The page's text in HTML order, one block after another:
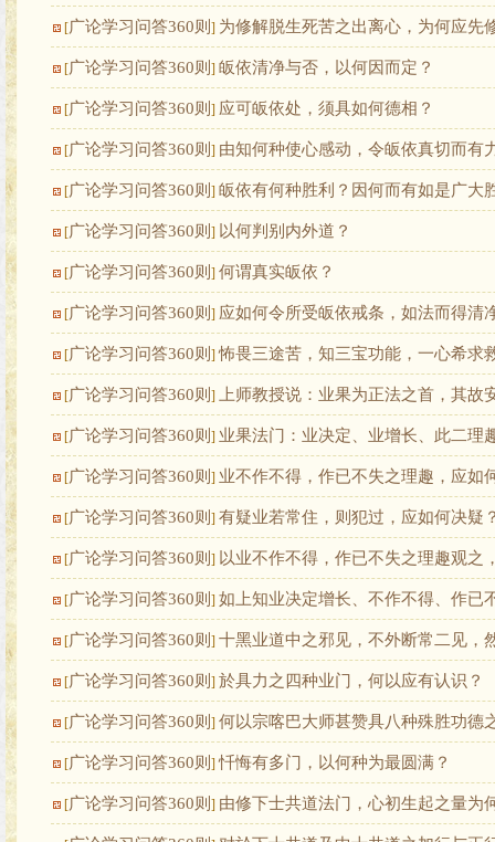
[广论学习问答360则 ] 为修解脱生死苦之出离心，为何应先
[广论学习问答360则 ] 皈依清净与否，以何因而定？
[广论学习问答360则 ] 应可皈依处，须具如何德相？
[广论学习问答360则 ] 由知何种使心感动，令皈依真切而有
[广论学习问答360则 ] 皈依有何种胜利？因何而有如是广大
[广论学习问答360则 ] 以何判别内外道？
[广论学习问答360则 ] 何谓真实皈依？
[广论学习问答360则 ] 应如何令所受皈依戒条，如法而得清
[广论学习问答360则 ]怖畏三途苦，知三宝功能，一心希
[广论学习问答360则 ] 上师教授说：业果为正法之首，其故
[广论学习问答360则 ] 业果法门：业决定、业增长、此二理
[广论学习问答360则 ] 业不作不得，作已不失之理趣，应如
[广论学习问答360则 ] 有疑业若常住，则犯过，应如何决疑
[广论学习问答360则 ] 以业不作不得，作已不失之理趣观之
[广论学习问答360则 ] 如上知业决定增长、不作不得、作
[广论学习问答360则 ] 十黑业道中之邪见，不外断常二见
[广论学习问答360则 ] 於具力之四种业门，何以应有认识？
[广论学习问答360则 ] 何以宗喀巴大师甚赞具八种殊胜功德
[广论学习问答360则 ]忏悔有多门，以何种为最圆满？
[广论学习问答360则 ] 由修下士共道法门，心初生起之量